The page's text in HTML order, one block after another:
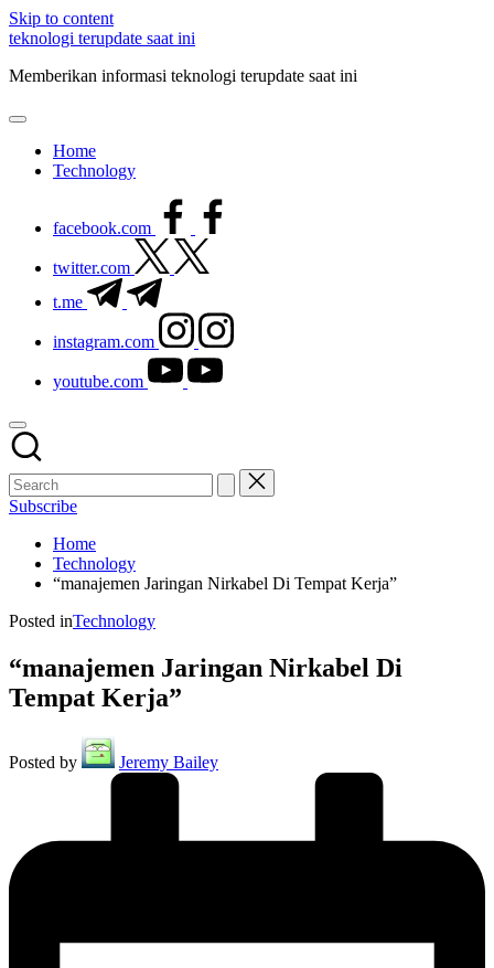
Skip to content
teknologi terupdate saat ini
Memberikan informasi teknologi terupdate saat ini
Home
Technology
facebook.com
twitter.com
t.me
instagram.com
youtube.com
Subscribe
Home
Technology
“manajemen Jaringan Nirkabel Di Tempat Kerja”
Posted inTechnology
“manajemen Jaringan Nirkabel Di
Tempat Kerja”
Posted by Jeremy Bailey